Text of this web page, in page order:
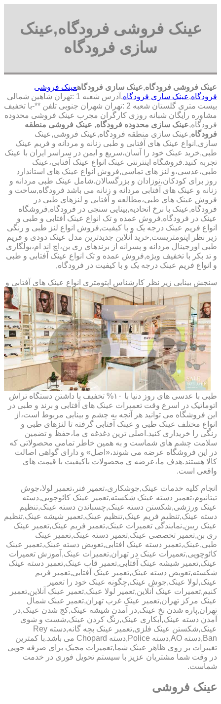
عینک فروشی فرودگاه,عینک
سازی فرودگاه
عینک فروشی فرودگاه,عینک سازی فرودگاهعینک فروشی
فرودگاه,عینک سازی فرودگاه
,آدرس شعبه 1 :تهران شاهین شمالی
بیست متری گلستان شعبه 2 :تهران شهران جنوبی تلفن **-با تخفیف
مشاوره رایگان شبانه روزی کارگران مجرب عینک فروشی محدوده
فرودگاه,عینک سازی محدوده فرودگاه, عینک فروشی منطقه
فرودگاه,عینک سازی منطقه فرودگاه,عینک فروشی,عینک
سازی,انواع عینک های آفتابی و طبی زنانه و مردانه و فریم عینک
طبی,خرید عینک خود را آسان،سریع و ایمن در سراسر ایران با عینک
تجربه کنید.فروشگاه اینترنتی عینک انواع عینک آفتابی،عینک
طبی،عدسی،و لنز های تماسی,فروش انواع عینک های استاندارد
روز برای کودکان،نوزادان و بزرگسالان.شامل عینک طبی مردانه و
زنانه و عینک های آفتابی مردانه و زنانه می باشد فرودگاه,ساخت و
فروش عینک های طبی،مطالعه و آفتابی و لنزهای طبی در
فرودگاه,عینک با نرخ اتحادیه,بینایی سنجی در فرودگاه,فروشگاه
عینک در فرودگاه,فروش عمده و تک انواع عینک آفتابی و طبی و
انواع فریم عینک درجه یک و با کیفیت,فروش انواع لنز طبی و رنگی
زیر نظر اپتومتریست,خرید آنلاین جدیدترین مدل عینک دودی و فریم
طبی اورجینال مردانه و پسرانه از برندهای ری بن،اچ اند ام،بولگاری
و تد بکر با تخفیف ویژه,فروش عمده و تک انواع عینک آفتابی و طبی
و انواع فریم عینک درجه یک و با کیفیت در فرودگاه,
سنجش بینایی زیر نظر کارشناس اپتومتری انواع عینک های آفتابی و
طبی با عدسی های روز دنیا با ۱۰% تخفیف با داشتن دستگاه تراش
اتوماتیک در اسرع وقت تعمیرات عینک های آفتابی و برند و طبی در
این فروشگاه می توانید هر آنچه به چشم و بینایی مربوط است،از
انواع مختلف عینک طبی و عینک آفتابی گرفته تا لنزهای طبی و
رنگی را خریداری کنید.اصلی ترین دغدغه ی ما،حفظ و تضمین
سلامت چشم های شماست و به همین خاطر تمامی محصولاتی که
در این فروشگاه عرضه می شوند،«اصل» و دارای گواهی اصالت
کالا هستند.هدف ما،عرضه ی محصولات باکیفیت با قیمت های
واقعی است.
انجام کلیه خدمات عینک,جوشکاری،تعمیر فنر،تعمیر لولا،جوش
تیتانیوم،تعمیر دسته عینک شکسته,تعمیر عینک کائوچویی,دسته
عینک ورزشی,شکستن دسته عینک,چسباندن دسته عینک,تنظیم
دسته عینک,تنظیم فریم عینک,تنظیم عینک,تعمیر شیشه عینک,تنظیم
عینک ریبن,نمایندگی تعمیرات عینک,تعمیر فریم عینک,تعمیر عینک
ری بن,تعمیر تخصصی عینک,تعمیر دسته عینک,تعمیر عینک
طبی,عینک,تعمیر دسته عینک افتابی,تعویض دسته عینک,تعمیر عینک
کائوچویی,تعمیرات عینک در تهران,تعمیرات عینک,آموزش تعمیرات
عینک,تعمیر شیشه عینک آفتابی,تعمیر قاب عینک,تعمیر دسته عینک
شکسته,تعویض دسته عینک,تعمیر عینک آفتابی,تعمیر فریم
عینک,لولا عینک,جوش عینک,چگونه عینک خود را تعمیر
کنیم,تعمیرات عینک آنلاین,تعمیر لولا عینک,تعمیر عینک آنلاین,تعمیر
عینک مرکز تهران,تعمیر عینک غرب تهران,تعمیر عینک شمال
تهران,پاره شدن نخ عینک,در آمدن شیشه عینک,کج شدن عینک,در
آمدن دسته عینک,آبکاری عینک,رنگ کردن عینک,شست و شوی
عینک,شکستن عینک فلزی,تعمیر عینک بچه گانه,دسته Rey
Ban,دسته AO,دسته Police,دسته Chopard می باشد.با کمترین
تغییرات بر روی ظاهر عینک شما,تعمیرات مجیک برای صرفه جویی
در وقت شما مشتریان عزیز با سیستم تحویل فوری در خدمت
شماست.
عینک فروشی